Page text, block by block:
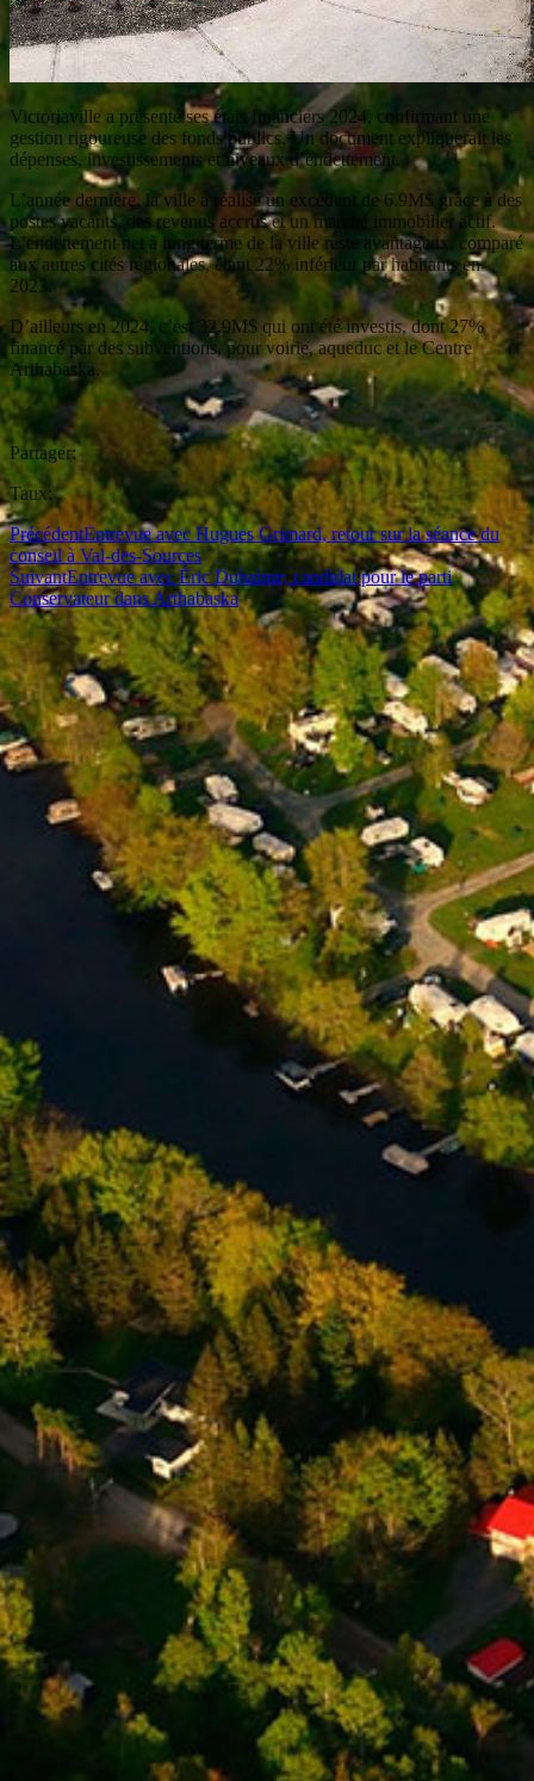
Victoriaville a présenté ses états financiers 2024, confirmant une
gestion rigoureuse des fonds publics. Un document expliquerait les
dépenses, investissements et niveaux d’endettement.
L’année dernière, la ville a réalisé un excédent de 6.9M$ grâce à des
postes vacants, des revenus accrus et un marché immobilier actif.
L’endettement net à long terme de la ville reste avantageux, comparé
aux autres cités régionales, étant 22% inférieur par habitants en
2023.
D’ailleurs en 2024, c’est 32.9M$ qui ont été investis, dont 27%
financé par des subventions, pour voirie, aqueduc et le Centre
Arthabaska.
Partager:
Taux:
PrécédentEntrevue avec Hugues Grimard, retour sur la séance du
conseil à Val-des-Sources
SuivantEntrevue avec Éric Duhaime, candidat pour le parti
Conservateur dans Arthabaska